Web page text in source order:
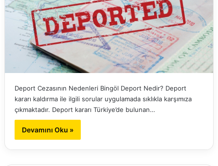
Deport Cezasının Nedenleri Bingöl Deport Nedir? Deport
kararı kaldırma ile ilgili sorular uygulamada sıklıkla karşımıza
çıkmaktadır. Deport kararı Türkiye’de bulunan…
Devamını Oku »